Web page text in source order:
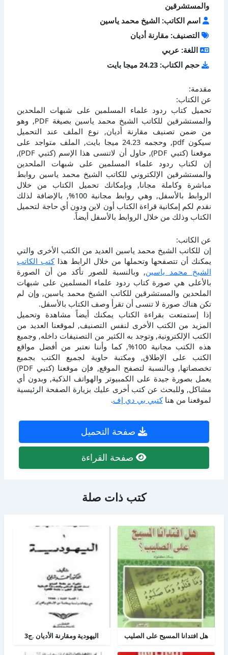
والمستشرقين
اسم الكاتب: الشيخ محمد ياسين
التصنيف: مقارنة أديان
اللغة: عربي
حجم الكتاب: 24.23 ميجا بايت
مقدمة:
عن الكتاب:
تحميل كتاب ردود علماء المسلمين على شبهات الملحدين
والمستشرقين للكاتب الشيخ محمد ياسين بصيغة PDF, وهو
من ضمن تصنيف مقارنة أديان, نوع الملف عند التحميل
سيكون pdf, وحجمه 24.23 ميجا بايت, الملف متواجد على
موقعنا (كتبي PDF), حاول أن لاتنسى هذا الإسم (كتبي PDF),
إن لكتاب ردود علماء المسلمين على شبهات الملحدين
والمستشرقين الإلكتروني للكاتب الشيخ محمد ياسين روابط
مباشرة وكاملة مجانا, وبإمكانك تحميل الكتاب من خلال
الروابط بالأسفل, وهي روابط مجانية 100%, بالإضافة لذلك
نقدم لكم إمكانية قراءة الكتاب أون لاين ودون أي حاجة لتحميل
الكتاب وذلك من خلال الروابط بالأسفل أيضاً.
عن الكاتب:
إن للكاتب الشيخ محمد ياسين العديد من الكتب الأخرى والتي
يمكنك أن تتصفحها وتحملها من خلال الرابط هذاكتب الكاتب
الشيخ محمد ياسين, وبالنسبة للصور تأكد من أن الصورة
بالأعلى هي صورة كتاب ردود علماء المسلمين على شبهات
الملحدين والمستشرقين للكاتب الشيخ محمد ياسين, وإن لم
تكن هناك صورة لا تنسى أن تقرأ وصف الكتاب بالأسفل.
إذا إستمتعت بقراءة الكتاب يمكنك أيضاً مشاهدة وتحميل
المزيد من الكتب الأخرى لنفس التصنيف, لموقعنا العديد من
الكتب الإلكترونية, وتوجد به الكثير من التصنيفات داخله, وجميع
هذه الكتب مجانية 100%, كما وأننا نعتبر من أفضل مواقع
الكتب على الإطلاق, ومكتبة حاوية لجميع الكتب بجميع
تخصصاتها, وبالنسبة لتصفح الموقع, فإن موقعنا (كتبي PDF)
يعمل بصورة جيدة على الكمبيوتر والهواتف الذكية, وبدون أي
مشاكل, وللبحث عن كتب أخرى عليك بزيارة الصفحة الرئيسية
لموقعنا من هناكتبي بي دي إف.
صفحة التحميل
صفحة القراءة
كتب ذات صلة
هل افتدانا المسيح على الصليب اليهودية ومقارنة الأديان .ج3